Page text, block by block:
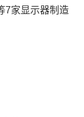
7家显示器制造